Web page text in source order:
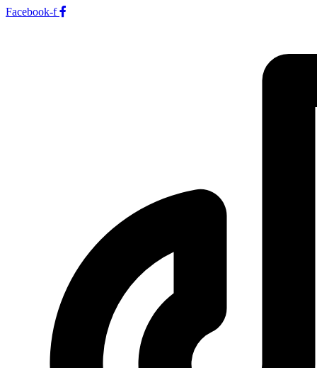
Facebook-f